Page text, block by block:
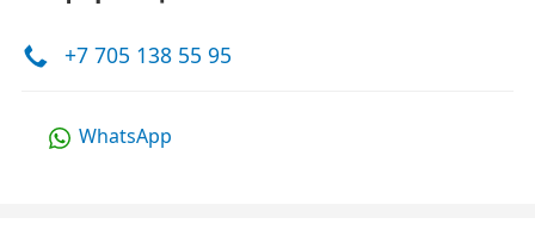
+7 705 138 55 95
WhatsApp